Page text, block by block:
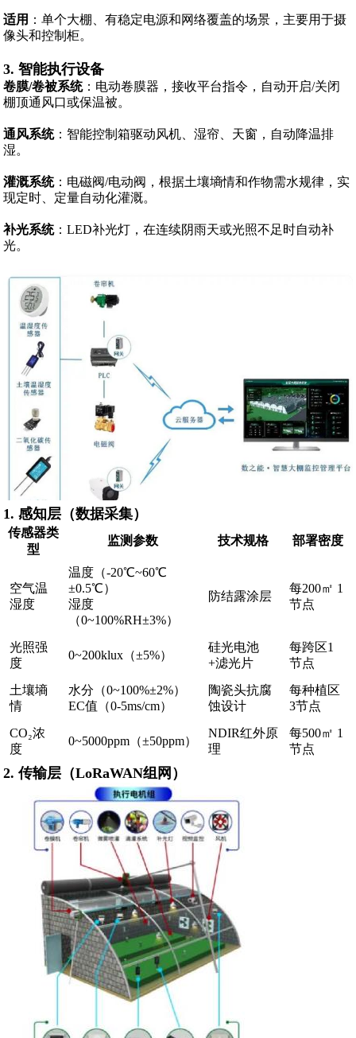
适用 ：单个大棚、有稳定电源和网络覆盖的场景，主要用于摄
像头和控制柜。
3. 智能执行设备
卷膜/卷被系统：电动卷膜器，接收平台指令，自动开启/关闭
棚顶通风口或保温被。
通风系统：智能控制箱驱动风机、湿帘、天窗，自动降温排
湿。
灌溉系统：电磁阀/电动阀，根据土壤墒情和作物需水规律，实
现定时、定量自动化灌溉。
补光系统：LED补光灯，在连续阴雨天或光照不足时自动补
光。
1. ‌感知层 ‌（数据采集）
传感器类
型
监测参数 技术规格 部署密度
空气温
湿度
温度（-20℃~60℃
±0.5℃）
湿度
（0~100%RH±3%）
防结露涂层
每200㎡ 1
节点
光照强
度
0~200klux（±5%）
硅光电池
+滤光片
每跨区1
节点
土壤墒
情
水分（0~100%±2%）
EC值（0-5ms/cm）
陶瓷头抗腐
蚀设计
每种植区
3节点
CO₂浓
度
0~5000ppm（±50ppm）
NDIR红外原
理
每500㎡ 1
节点
2. ‌传输层 ‌（LoRaWAN组网）